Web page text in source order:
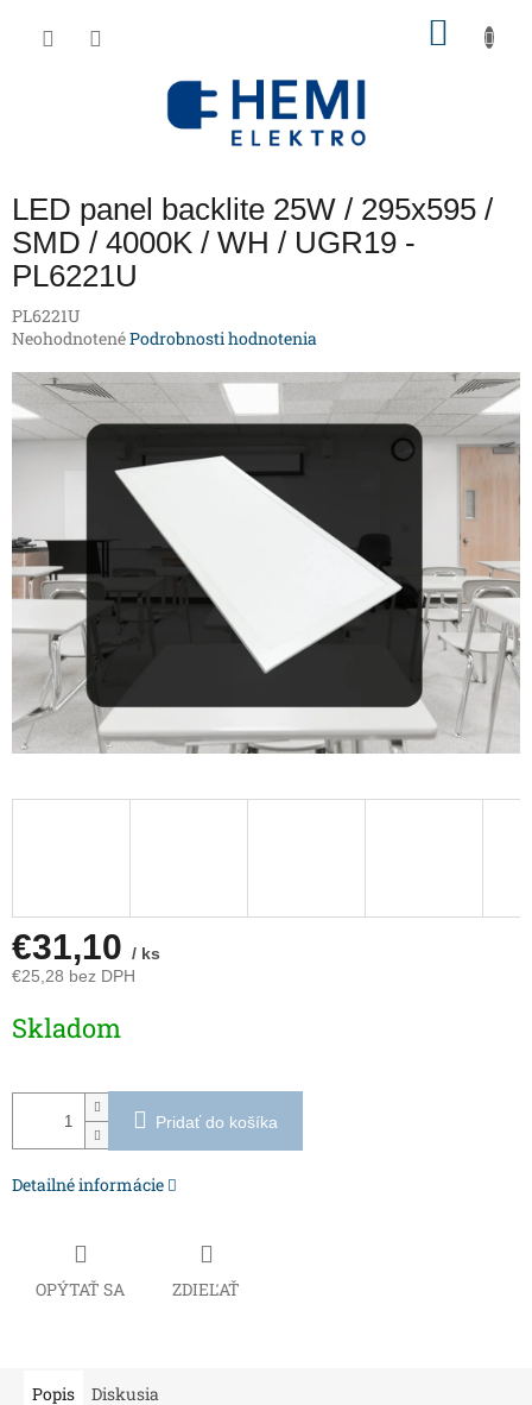
LED panel backlite 25W / 295x595 /
SMD / 4000K / WH / UGR19 -
PL6221U
PL6221U
Priemerné
produktu
je
0,0
z
NeohodnotenéPodrobnosti hodnotenia
€31,10 / ks
€25,28 bez DPH
cena:
Skladom
Pridať do košíka
Detailné informácie
OPÝTAŤ SA ZDIEĽAŤ
Popis Diskusia